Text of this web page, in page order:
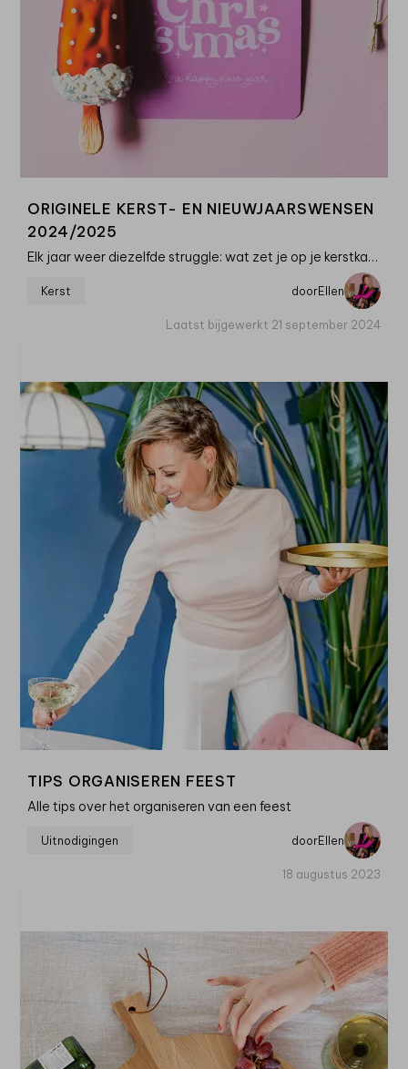
ORIGINELE KERST- EN NIEUWJAARSWENSEN
2024/2025
Elk jaar weer diezelfde struggle: wat zet je op je kerstkaart of nieuwjaarskaart? Natuurlijk wens je de ontvangers een gelukkig nieuwjaar en fijne kerstdagen toe. Maar het liefst gebruik je niet de standaard tekst
Kerst doorEllen
Laatst bijgewerkt 21 september 2024
TIPS ORGANISEREN FEEST
Alle tips over het organiseren van een feest
Uitnodigingen doorEllen
18 augustus 2023